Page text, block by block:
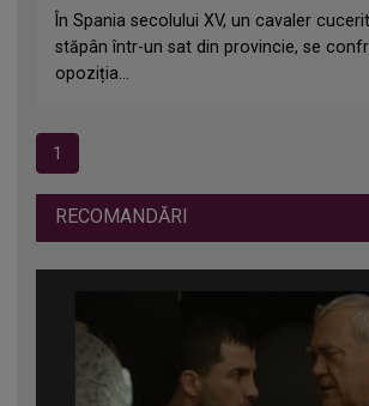
În Spania secolului XV, un cavaler
stăpân într-un sat din provincie, se
opoziția...
1
RECOMANDĂRI